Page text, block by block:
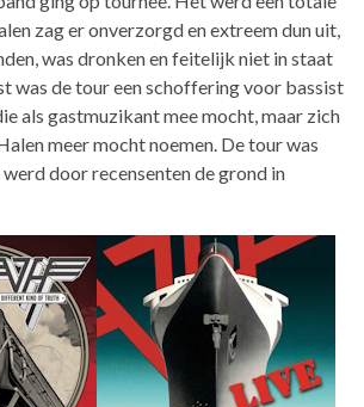
zag er onverzorgd en extreem dun uit,
was dronken en feitelijk niet in staat
was de tour een schoffering voor bassist
als gastmuzikant mee mocht, maar zich
meer mocht noemen. De tour was
door recensenten de grond in